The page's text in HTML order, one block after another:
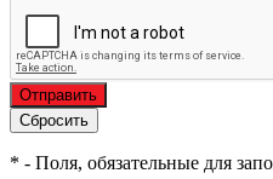
* - Поля, обязательные для